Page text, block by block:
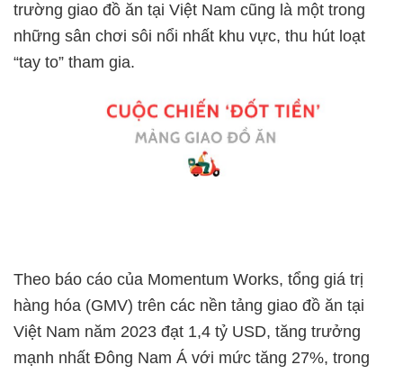
trường giao đồ ăn tại Việt Nam cũng là một trong
những sân chơi sôi nổi nhất khu vực, thu hút loạt
“tay to” tham gia.
Theo báo cáo của Momentum Works, tổng giá trị
hàng hóa (GMV) trên các nền tảng giao đồ ăn tại
Việt Nam năm 2023 đạt 1,4 tỷ USD, tăng trưởng
mạnh nhất Đông Nam Á với mức tăng 27%, trong